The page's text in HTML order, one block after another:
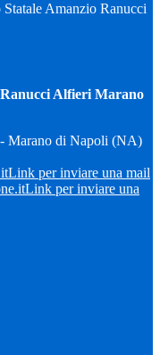
Amanzio Ranucci
Alfieri Marano
- Marano di Napoli (NA)
Link per inviare una mail
Link per inviare una